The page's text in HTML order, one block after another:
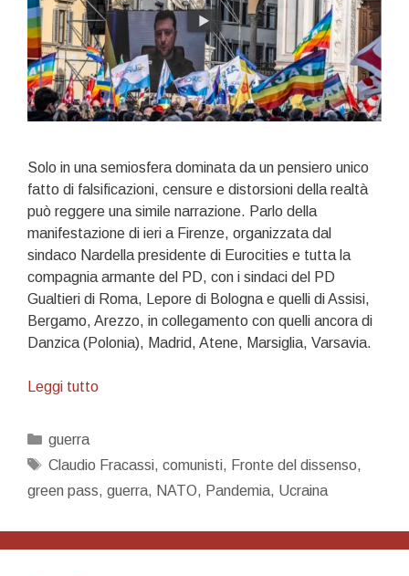
Solo in una semiosfera dominata da un pensiero unico
fatto di falsificazioni, censure e distorsioni della realtà
può reggere una simile narrazione. Parlo della
manifestazione di ieri a Firenze, organizzata dal
sindaco Nardella presidente di Eurocities e tutta la
compagnia armante del PD, con i sindaci del PD
Gualtieri di Roma, Lepore di Bologna e quelli di Assisi,
Bergamo, Arezzo, in collegamento con quelli ancora di
Danzica (Polonia), Madrid, Atene, Marsiglia, Varsavia.
Leggi tuttoI
ossimoro
Categorie
guerra
Tag
Claudio Fracassi, comunisti, Fronte del dissenso,
green pass, guerra, NATO, Pandemia, Ucraina